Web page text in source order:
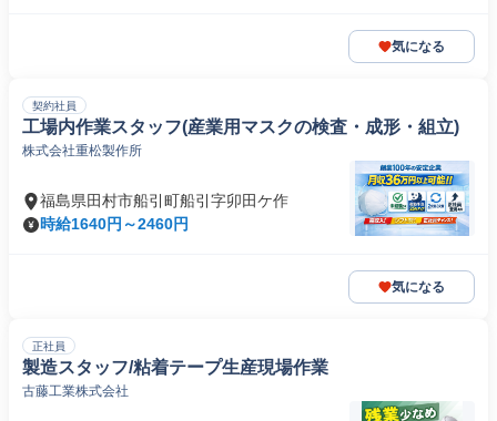
気になる
契約社員
工場内作業スタッフ(産業用マスクの検査・成形・組立)
株式会社重松製作所
福島県田村市船引町船引字卯田ケ作
時給1640円～2460円
気になる
正社員
製造スタッフ/粘着テープ生産現場作業
古藤工業株式会社